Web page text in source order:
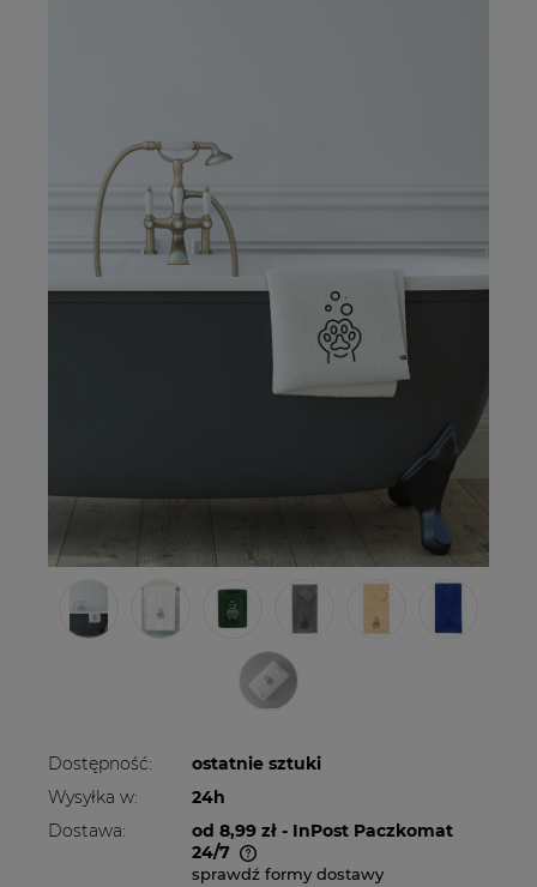
Dostępność:
ostatnie sztuki
Wysyłka w:
24h
Dostawa:
od 8,99 zł - InPost Paczkomat
24/7
Cena nie zawiera ewentualnych kosztów
sprawdź formy dostawy